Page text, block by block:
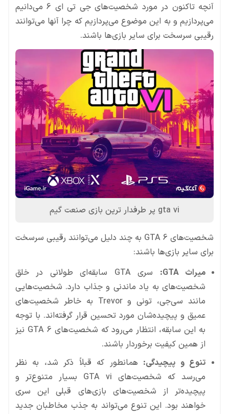
آنچه تاکنون در مورد شخصیت‌های جی تی ای 6 می‌دانیم
می‌پردازیم و به این موضوع می‌پردازیم که چرا آنها می‌توانند
رقیبی سرسخت برای سایر بازی‌ها باشند.
gta vi پر طرفدار ترین بازی صنعت گیم
شخصیت‌های GTA 6 به چند دلیل می‌توانند رقیبی سرسخت
برای سایر بازی‌ها باشند:
میراث GTA:
سری GTA سابقه‌ای طولانی در خلق
شخصیت‌های به یاد ماندنی و جذاب دارد. شخصیت‌هایی
مانند سی‌جی، تونی و Trevor به خاطر شخصیت‌های
عمیق و پیچیده‌شان مورد تحسین قرار گرفته‌اند. با توجه
به این سابقه، انتظار می‌رود که شخصیت‌های GTA 6 نیز
از همین کیفیت برخوردار باشند.
تنوع و پیچیدگی: همانطور که قبلاً ذکر شد، به نظر
می‌رسد که شخصیت‌های GTA vi بسیار متنوع‌تر و
پیچیده‌تر از شخصیت‌های بازی‌های قبلی این سری
خواهند بود. این تنوع می‌تواند به جذب مخاطبان جدید